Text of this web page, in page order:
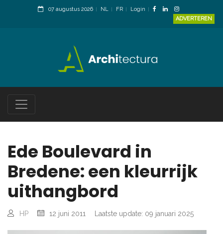
07 augustus 2026 NL FR
Login
ADVERTEREN
Ede Boulevard in
Bredene: een kleurrijk
uithangbord
HP 12 juni 2011 Laatste update: 09 januari 2025